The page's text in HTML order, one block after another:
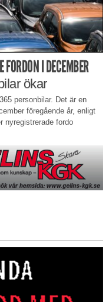
FORDON I DECEMBER
ökar
personbilar. Det är en
föregående år, enligt
nyregistrerade fordo